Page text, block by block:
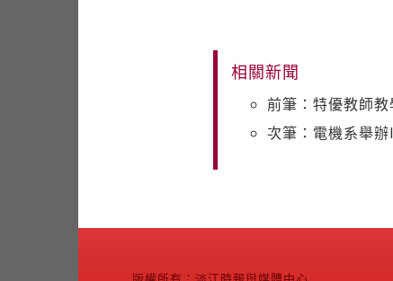
相關新聞
前筆：特優教師
次筆：電機系舉